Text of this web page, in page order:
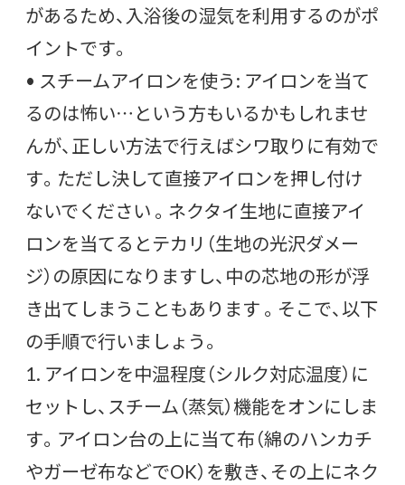
があるため、入浴後の湿気を利用するのがポ
イントです。
• スチームアイロンを使う: アイロンを当て
るのは怖い…という方もいるかもしれませ
んが、正しい方法で行えばシワ取りに有効で
す。ただし決して直接アイロンを押し付け
ないでください 。ネクタイ生地に直接アイ
ロンを当てるとテカリ（生地の光沢ダメー
ジ）の原因になりますし、中の芯地の形が浮
き出てしまうこともあります 。そこで、以下
の手順で行いましょう。
1. アイロンを中温程度（シルク対応温度）に
セットし、スチーム（蒸気）機能をオンにしま
す。アイロン台の上に当て布（綿のハンカチ
やガーゼ布などでOK）を敷き、その上にネク